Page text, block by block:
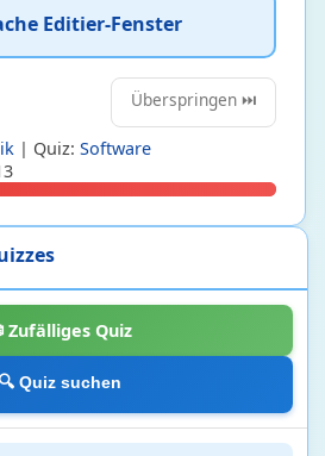
Zufälliges Quiz
🔍 Quiz suchen
Recht
6 • 39%
2 • 4%
Recht 10 • 9%
493
2 • 5%
419 • 8%
1044
Editier-Fenster
Überspringen ⏭️
| Quiz: Software